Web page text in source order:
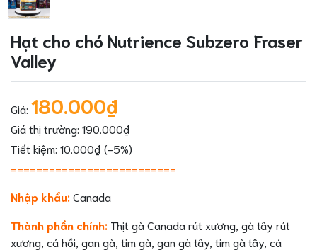
Hạt cho chó Nutrience Subzero Fraser
Valley
Giá: 180.000₫
Giá thị trường: 190.000₫
Tiết kiệm: 10.000₫ (-5%)
==========================
Nhập khẩu:Canada
Thành phần chính: Thịt gà Canada rút xương, gà tây rút
xương, cá hồi, gan gà, tim gà, gan gà tây, tim gà tây, cá